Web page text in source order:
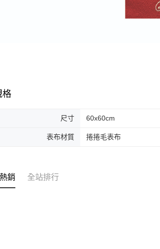
格
尺寸 60x60cm
表布材質 捲捲毛表布
銷 全站排行